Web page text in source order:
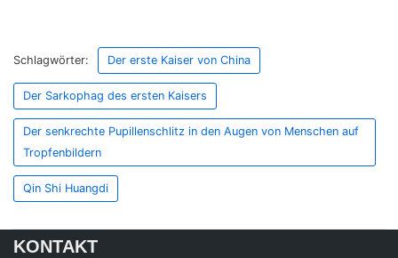
Schlagwörter: Der erste Kaiser von China
Der Sarkophag des ersten Kaisers
Der senkrechte Pupillenschlitz in den Augen von Menschen auf
Tropfenbildern
Qin Shi Huangdi
KONTAKT